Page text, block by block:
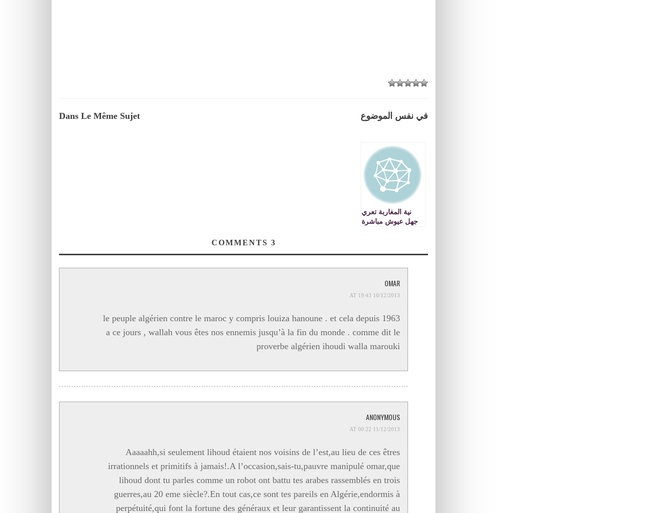
Dans Le Même Sujet في نفس الموضوع
نية المغاربة تعري
جهل عيوش مباشرة
3
OMAR
10/12/2013 AT 19:43
le peuple algérien contre le maroc y compris louiza hanoune . et cela depuis 1963
a ce jours , wallah vous êtes nos ennemis jusqu’à la fin du monde . comme dit le
proverbe algérien ihoudi walla marouki
ANONYMOUS
11/12/2013 AT 00:22
Aaaaahh,si seulement lihoud étaient nos voisins de l’est,au lieu de ces êtres
irrationnels et primitifs à jamais!.A l’occasion,sais-tu,pauvre manipulé omar,que
lihoud dont tu parles comme un robot ont battu tes arabes rassemblés en trois
guerres,au 20 eme siècle?.En tout cas,ce sont tes pareils en Algérie,endormis à
perpétuité,qui font la fortune des généraux et leur garantissent la continuité au